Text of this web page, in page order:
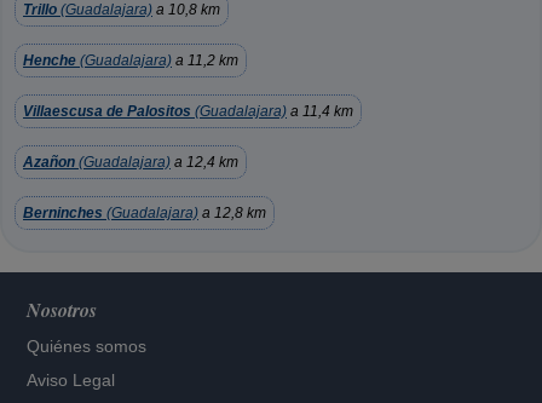
Trillo (Guadalajara) a 10,8 km
Henche (Guadalajara) a 11,2 km
Villaescusa de Palositos (Guadalajara) a 11,4 km
Azañon (Guadalajara) a 12,4 km
Berninches (Guadalajara) a 12,8 km
Nosotros
Quiénes somos
Aviso Legal